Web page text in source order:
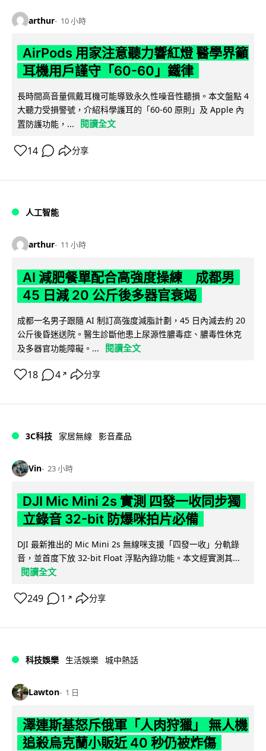
arthur 10 小時
AirPods 用家注意聽力響紅燈 醫學界籲
耳機用戶謹守「60-60」鐵律
長時間高音量佩戴耳機可能導致永久性噪音性聽損。本文盤點 4
大聽力受損警號，介紹科學護耳的「60-60 原則」及 Apple 內
置防護功能，...
閱讀全文
14 分享
人工智能
arthur 11 小時
AI 減肥餐單配合高強度操練 成都男
45 日減 20 公斤後多器官衰竭
成都一名男子跟隨 AI 制訂高強度減脂計劃，45 日內減去約 20
公斤後昏迷送院。醫生診斷他患上尿源性膿毒症、膿毒性休克
及多器官功能障礙。...
閱讀全文
18 4 ↗ 分享
3C科技 家居無線 影音產品
Vin 23 小時
DJI Mic Mini 2s 實測 四發一收同步獨
立錄音 32-bit 防爆咪拍片必備
DJI 最新推出的 Mic Mini 2s 無線咪支援「四發一收」分軌錄
音，並首度下放 32-bit Float 浮點內錄功能。本文經實測其...
閱讀全文
249 1 ↗ 分享
科技娛樂 生活娛樂 城中熱話
Lawton 1 日
澤連斯基怒斥俄軍「人肉狩獵」 無人機
追殺烏克蘭小販近 40 秒仍被炸傷